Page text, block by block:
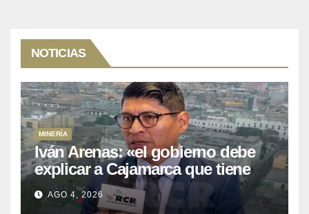
NOTICIAS
MINERÍA
Iván Arenas: «el gobierno debe
explicar a Cajamarca que tiene
US$ 16 mil millones en proyectos
mineros para salir de la pobreza
AGO 4, 2026